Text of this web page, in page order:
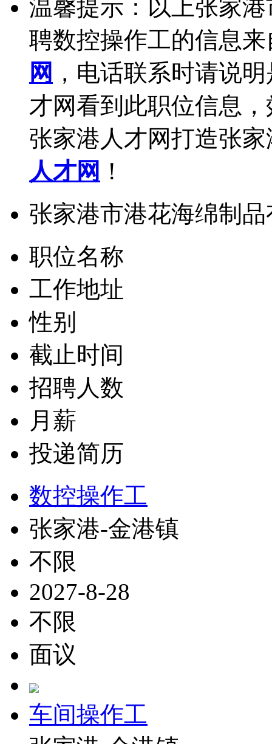
温馨提示：以上张家
聘数控操作工的信息来
网 ，电话联系时请说
才网看到此职位信息
张家港人才网打造张
人才网 ！
张家港市港花海绵制
职位名称
工作地址
性别
截止时间
招聘人数
月薪
投递简历
数控操作工
张家港-金港镇
不限
2027-8-28
不限
面议
车间操作工